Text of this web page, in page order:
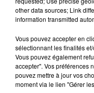
4
live
other data sources; Link
information transmitted
Vous pouvez accepter en
sélectionnant les finalités
Vous pouvez également
accepter". Vos préférences
pouvez mettre à jour vos
moment via le lien "Gérer